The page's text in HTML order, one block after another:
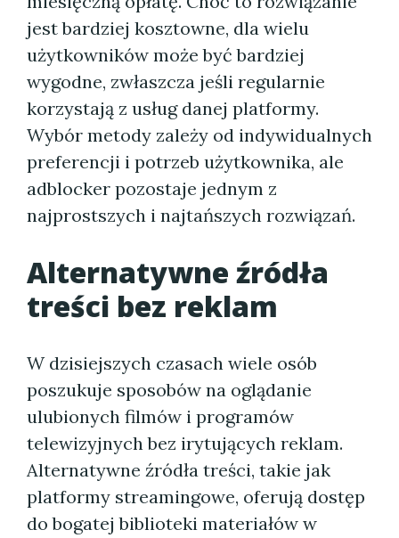
jest bardziej kosztowne, dla wielu
użytkowników może być bardziej
wygodne, zwłaszcza jeśli regularnie
korzystają z usług danej platformy.
Wybór metody zależy od indywidualnych
preferencji i potrzeb użytkownika, ale
adblocker pozostaje jednym z
najprostszych i najtańszych rozwiązań.
Alternatywne źródła
treści bez reklam
W dzisiejszych czasach wiele osób
poszukuje sposobów na oglądanie
ulubionych filmów i programów
telewizyjnych bez irytujących reklam.
Alternatywne źródła treści, takie jak
platformy streamingowe, oferują dostęp
do bogatej biblioteki materiałów w